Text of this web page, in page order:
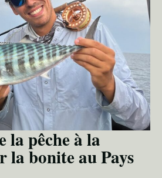
la pêche à la
la bonite au Pays